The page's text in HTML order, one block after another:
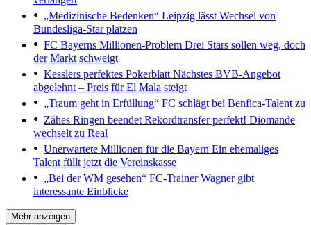
„Medizinische Bedenken“ Leipzig lässt Wechsel von
Bundesliga-Star platzen
FC Bayerns Millionen-Problem Drei Stars sollen weg, doch
der Markt schweigt
Kesslers perfektes Pokerblatt Nächstes BVB-Angebot
abgelehnt – Preis für El Mala steigt
„Traum geht in Erfüllung“ FC schlägt bei Benfica-Talent zu
Zähes Ringen beendet Rekordtransfer perfekt! Diomande
wechselt zu Real
Unerwartete Millionen für die Bayern Ein ehemaliges
Talent füllt jetzt die Vereinskasse
„Bei der WM gesehen“ FC-Trainer Wagner gibt
interessante Einblicke
Mehr anzeigen